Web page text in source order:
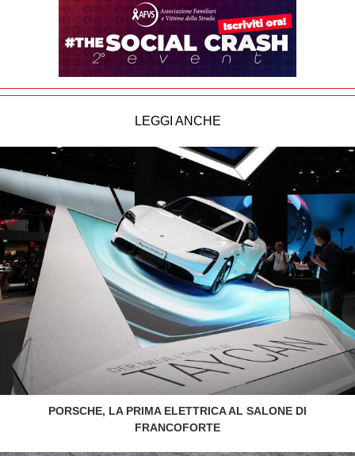
LEGGI ANCHE
PORSCHE, LA PRIMA ELETTRICA AL SALONE DI
FRANCOFORTE